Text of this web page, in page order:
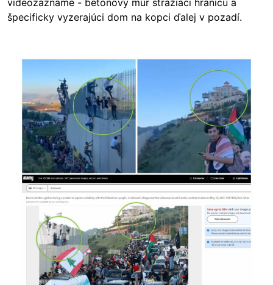
videozázname - betónový múr strážiaci hranicu a
špecificky vyzerajúci dom na kopci ďalej v pozadí.